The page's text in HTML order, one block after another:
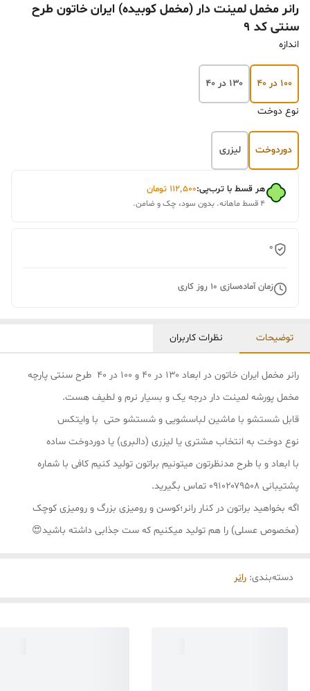
رانر مخمل لمینت دار (مخمل کوبیده) ایران خاتون طرح
سنتی کد ۹
اندازه
۱۰۰ در ۴۰ ۱۳۰ در ۴۰
نوع دوخت
دوردوخت لیزری
هر قسط با ترب‌پی:۱۱۲٬۵۰۰ تومان
۴ قسط ماهانه. بدون سود، چک و ضامن.
0
زمان آماده‌سازی 10 روز کاری
توضیحات نظرات کاربران
رانر مخمل ایران خاتون در ابعاد ۱۳۰ در ۴۰ و ۱۰۰ در ۴۰ طرح سنتی پارچه
مخمل پورشه لمینت دار درجه یک و بسیار نرم و لطیف هست.
قابل شستشو با ماشین لباسشویی و شستشو حتی با وایتکس
نوع دوخت به انتخاب مشتری یا لیزری (دالبری) یا دوردوخت ساده
با ابعاد و با طرح مدنظرتون میتونیم براتون تولید کنیم کافی با شماره
پشتیبانی ۰۹۱۰۲۰۷۹۵۰۸ تماس بگیرید.
اگه بخواهید براتون در کنار رانر؛کوسن و رومیزی بزرگ و رومیزی کوچک
(مخصوص عسلی) را هم تولید میکنیم که ست جذابی داشته باشید😍
دسته‌بندی: رانر